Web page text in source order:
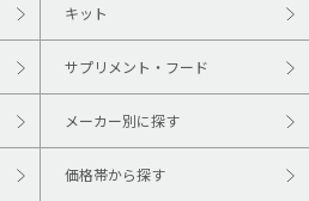
キット
サプリメント・フード
メーカー別に探す
価格帯から探す